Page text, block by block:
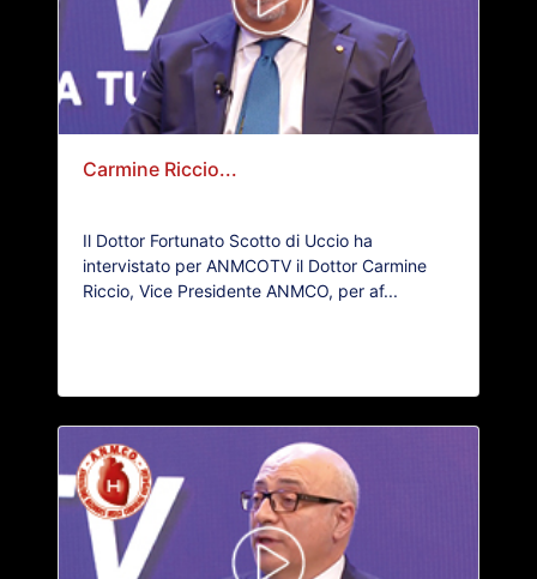
Carmine Riccio...
Il Dottor Fortunato Scotto di Uccio ha
intervistato per ANMCOTV il Dottor Carmine
Riccio, Vice Presidente ANMCO, per af...